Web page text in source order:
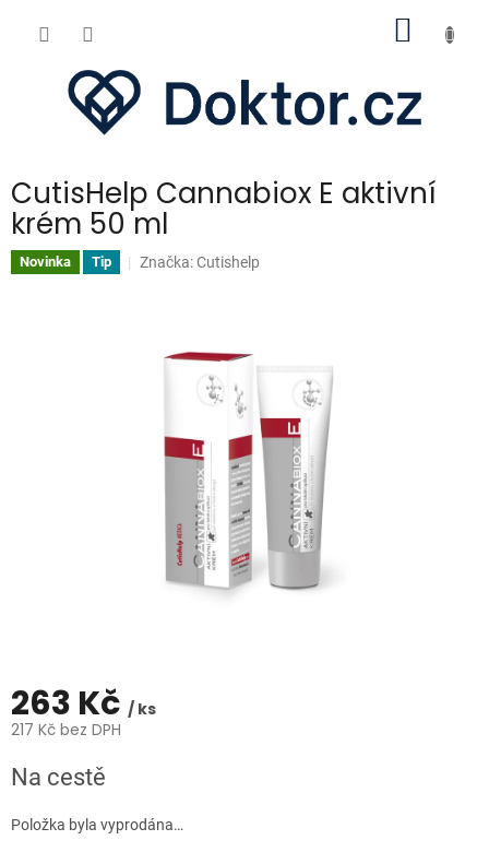
CutisHelp Cannabiox E aktivní
krém 50 ml
Novinka Tip Značka:Cutishelp
263 Kč / ks
217 Kč bez DPH
cena:
Na cestě
Položka byla vyprodána…